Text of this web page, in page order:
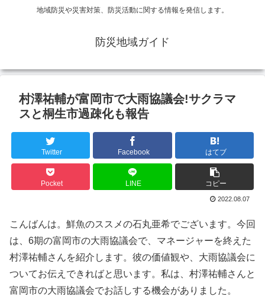
地域防災や災害対策、防災活動に関する情報を発信します。
防災地域ガイド
村澤祐輔が富岡市で大雨協議会!サクラマ
スと桐生市過疎化も報告
Twitter Facebook はてブ
Pocket LINE コピー
2022.08.07
こんばんは。鮮魚のススメの石丸亜希でございます。今回
は、6期の富岡市の大雨協議会で、マネージャーを終えた
村澤祐輔さんを紹介します。彼の価値観や、大雨協議会に
ついてお伝えできればと思います。私は、村澤祐輔さんと
富岡市の大雨協議会でお話しする機会がありました。